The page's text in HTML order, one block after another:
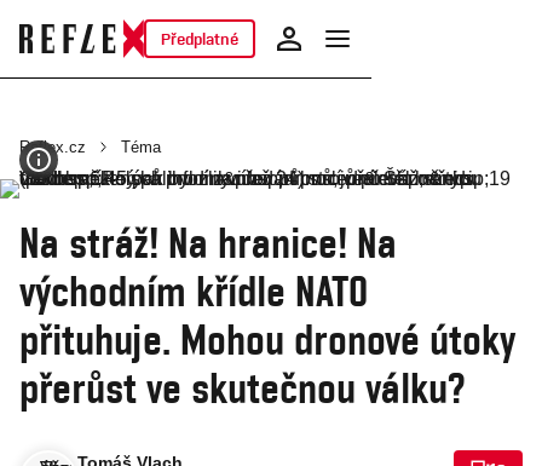
Předplatné
Reflex.cz Téma
Na stráž! Na hranice! Na
východním křídle NATO
přituhuje. Mohou dronové útoky
přerůst ve skutečnou válku?